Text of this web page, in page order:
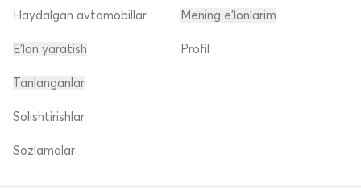
Haydalgan avtomobillar
E'lon yaratish
Mening e'lonlarim
Profil
Tanlanganlar
Solishtirishlar
Sozlamalar